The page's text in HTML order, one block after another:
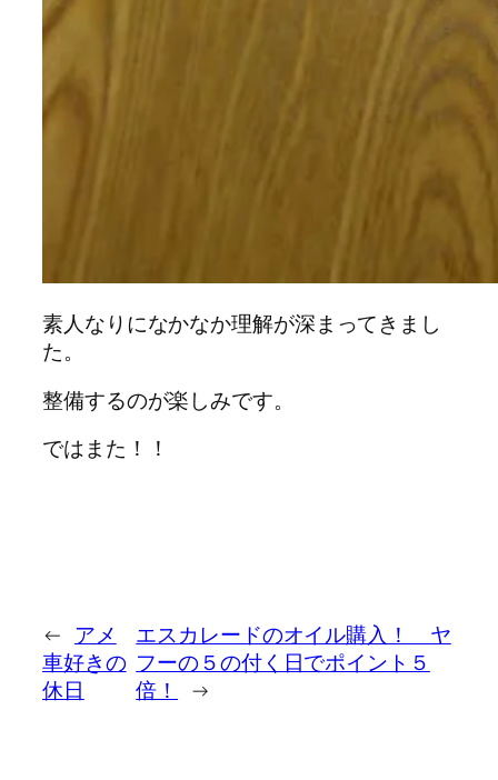
素人なりになかなか理解が深まってきまし
た。
整備するのが楽しみです。
ではまた！！
← アメ
車好きの
休日
エスカレードのオイル購入！ ヤ
フーの５の付く日でポイント５
倍！
→